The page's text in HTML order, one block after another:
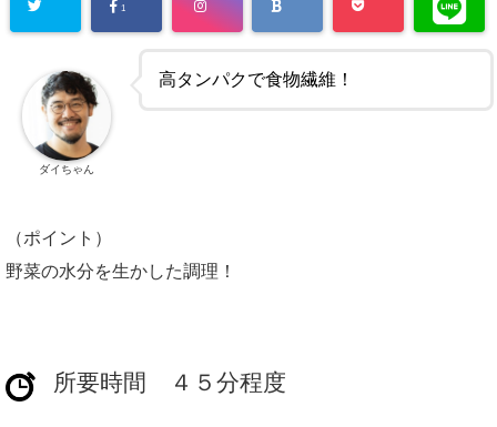
1
高タンパクで食物繊維！
ダイちゃん
（ポイント）
野菜の水分を生かした調理！
所要時間 ４５分程度